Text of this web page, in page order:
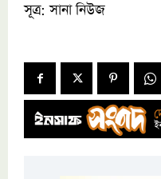
সূত্র: সানা নিউজ